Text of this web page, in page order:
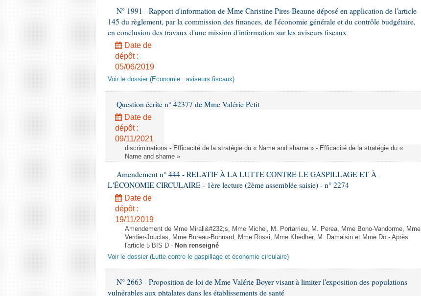
N° 1991 - Rapport d'information de Mme Christine Pires Beaune déposé en application de l'article
145 du règlement, par la commission des finances, de l'économie générale et du contrôle budgétaire,
en conclusion des travaux d'une mission d'information sur les aviseurs fiscaux
Date de
dépôt :
05/06/2019
Voir le dossier (Economie : aviseurs fiscaux)
Question écrite n° 42377 de Mme Valérie Petit
Date de
dépôt :
09/11/2021
discriminations - Efficacité de la stratégie du « Name and shame » - Efficacité de la stratégie du «
Name and shame »
Amendement n° 444 - RELATIF À LA LUTTE CONTRE LE GASPILLAGE ET À
L'ÉCONOMIE CIRCULAIRE - 1ère lecture (2ème assemblée saisie) - n° 2274
Date de
dépôt :
19/11/2019
Amendement de Mme Mirall&#232;s, Mme Michel, M. Portarrieu, M. Perea, Mme Bono-Vandorme, Mme
Verdier-Jouclas, Mme Bureau-Bonnard, Mme Rossi, Mme Khedher, M. Damaisin et Mme Do - Après
l'article 5 BIS D - Non renseigné
Voir le dossier (Lutte contre le gaspillage et économie circulaire)
N° 2663 - Proposition de loi de Mme Valérie Boyer visant à limiter l'exposition des populations
vulnérables aux phtalates dans les établissements de santé